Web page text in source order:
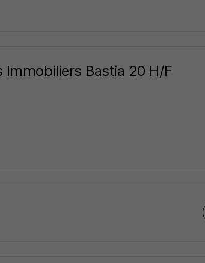
Bastia 20 H/F